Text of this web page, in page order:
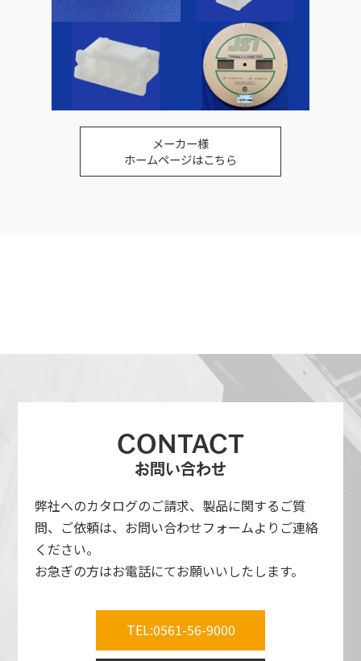
メーカー様
ホームページはこちら
CONTACT
お問い合わせ
弊社へのカタログのご請求、製品に関するご質
問、ご依頼は、お問い合わせフォームよりご連絡
ください。
お急ぎの方はお電話にてお願いいしたします。
TEL:0561-56-9000